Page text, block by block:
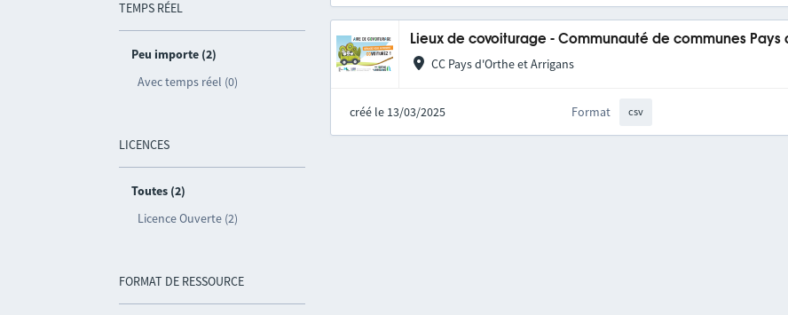
TEMPS RÉEL
Peu importe (2)
Avec temps réel (0)
LICENCES
Toutes (2)
Licence Ouverte (2)
FORMAT DE RESSOURCE
Lieux de covoiturage - Communauté de communes Pays
CC Pays d'Orthe et Arrigans
créé le 13/03/2025 Format csv